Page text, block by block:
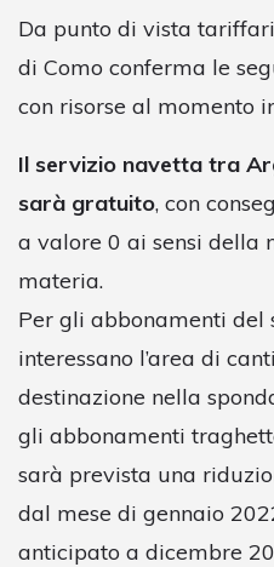
Da punto di vista
di Como conferma le
con risorse al momento
Il servizio navetta tra
sarà gratuito, con
a valore 0 ai sensi della
materia.
Per gli abbonamenti del
interessano l’area di
destinazione nella
gli abbonamenti
sarà prevista una
dal mese di gennaio
anticipato a dicembre